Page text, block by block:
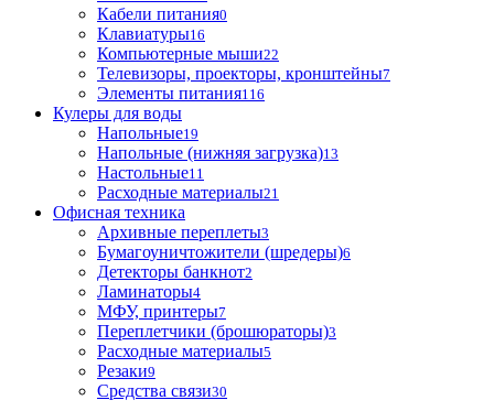
Кабели питания0
Клавиатуры16
Компьютерные мыши22
Телевизоры, проекторы, кронштейны7
Элементы питания116
Кулеры для воды
Напольные19
Напольные (нижняя загрузка)13
Настольные11
Расходные материалы21
Офисная техника
Архивные переплеты3
Бумагоуничтожители (шредеры)6
Детекторы банкнот2
Ламинаторы4
МФУ, принтеры7
Переплетчики (брошюраторы)3
Расходные материалы5
Резаки9
Средства связи30